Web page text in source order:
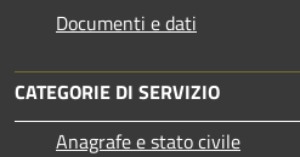
Documenti e dati
CATEGORIE DI SERVIZIO
Anagrafe e stato civile